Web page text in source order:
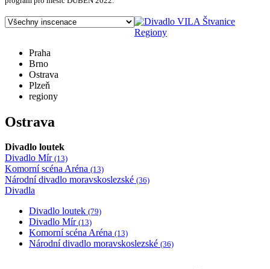
Regiony
Praha
Brno
Ostrava
Plzeň
regiony
Ostrava
Divadlo loutek
Divadlo Mír (13)
Komorní scéna Aréna (13)
Národní divadlo moravskoslezské (36)
Divadla
Divadlo loutek (79)
Divadlo Mír (13)
Komorní scéna Aréna (13)
Národní divadlo moravskoslezské (36)